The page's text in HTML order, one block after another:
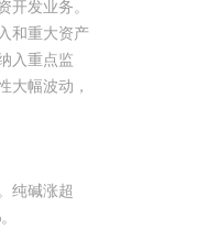
开发业务。
和重大资产
入重点监
大幅波动，
纯碱涨超